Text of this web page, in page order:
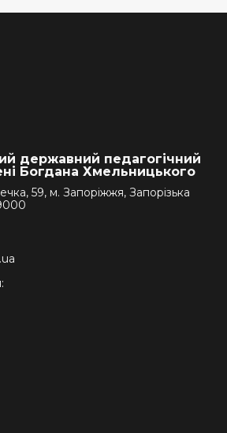
державний педагогічний
Богдана Хмельницького
59, м. Запоріжжя, Запорізька